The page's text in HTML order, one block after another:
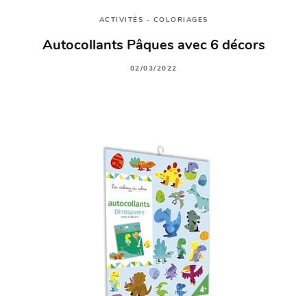
ACTIVITÉS - COLORIAGES
Autocollants Pâques avec 6 décors
02/03/2022